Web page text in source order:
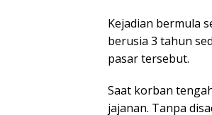
Kejadian bermula
berusia 3 tahun
pasar tersebut.
Saat korban
jajanan. Tanpa